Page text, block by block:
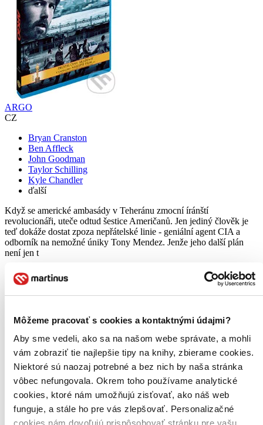
Môžeme pracovať s cookies a kontaktnými údajmi?
Aby sme vedeli, ako sa na našom webe správate, a mohli
vám zobraziť tie najlepšie tipy na knihy, zbierame cookies.
Niektoré sú naozaj potrebné a bez nich by naša stránka
vôbec nefungovala. Okrem toho používame analytické
cookies, ktoré nám umožňujú zisťovať, ako náš web
funguje, a stále ho pre vás zlepšovať. Personalizačné
cookies nám dovoľujú prispôsobovať stránku pre vašu
ARGO
CZ
Bryan Cranston
Ben Affleck
John Goodman
Taylor Schilling
Kyle Chandler
ďalší
Když se americké ambasády v Teheránu zmocní íránští
revolucionáři, uteče odtud šestice Američanů. Jen jediný člověk je
teď dokáže dostat zpoza nepřátelské linie - geniální agent CIA a
odborník na nemožné úniky Tony Mendez. Jenže jeho další plán
není jen t
Blu-ray film
7,60 €
Do 4 – 6 dní
vám ho vieme zabezpečiť a odoslať do 4 – 6 dní. A
posnažíme sa aj trochu rýchlejšie!
Pridať do zoznamu
Vložiť do košíka